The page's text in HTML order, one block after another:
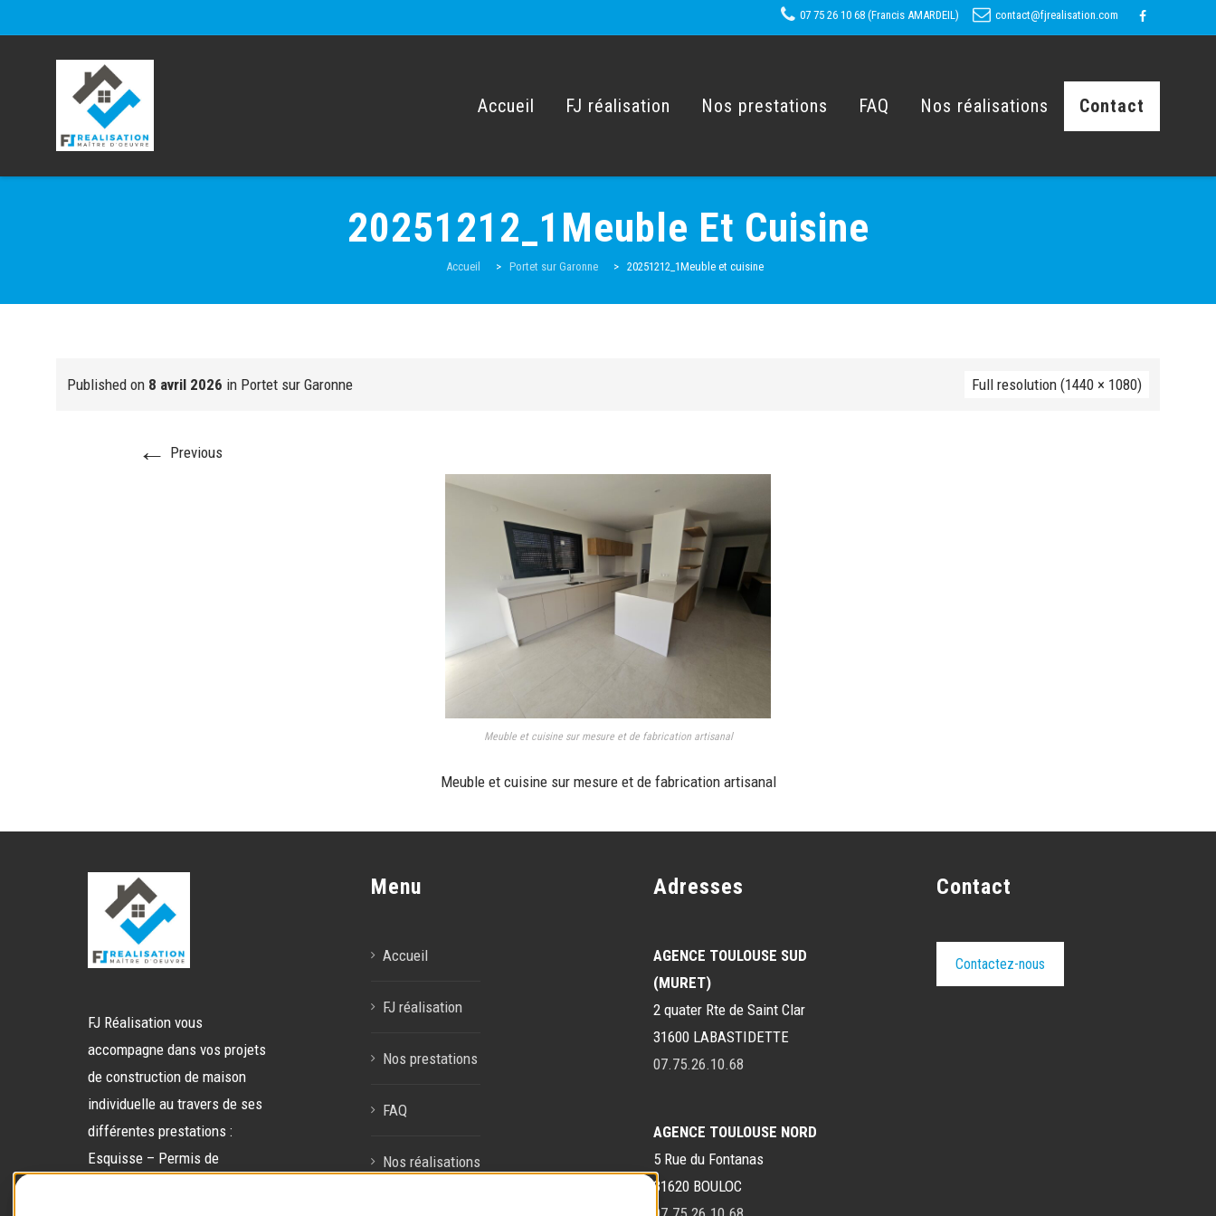
07 75 26 10 68 (Francis AMARDEIL) contact@fjrealisation.com
contentAccueil FJ réalisation Nos prestations FAQ Nos réalisations Contact
20251212_1Meuble Et Cuisine
Accueil > Portet sur Garonne > 20251212_1Meuble et cuisine
Published on 8 avril 2026 in Portet sur Garonne Full resolution (1440 × 1080)
← Previous
Meuble et cuisine sur mesure et de fabrication artisanal
Meuble et cuisine sur mesure et de fabrication artisanal
FJ Réalisation vous
accompagne dans vos projets
de construction de maison
individuelle au travers de ses
différentes prestations :
Esquisse – Permis de
Menu
Accueil
FJ réalisation
Nos prestations
FAQ
Nos réalisations
Adresses
AGENCE TOULOUSE SUD
(MURET)
2 quater Rte de Saint Clar
31600 LABASTIDETTE
07.75.26.10.68
AGENCE TOULOUSE NORD
5 Rue du Fontanas
31620 BOULOC
Contact
Contactez-nous